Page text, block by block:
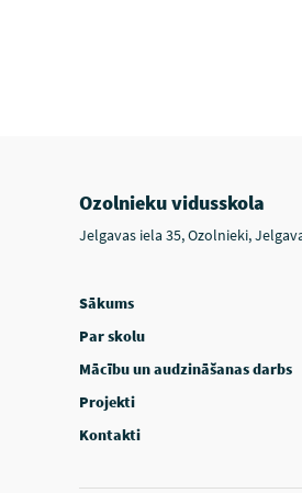
Ozolnieku vidusskola
Jelgavas iela 35, Ozolnieki,
Sākums
Par skolu
Mācību un audzināšanas darbs
Projekti
Kontakti